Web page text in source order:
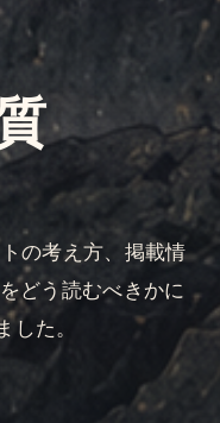
の考え方、掲載情
どう読むべきかに
した。